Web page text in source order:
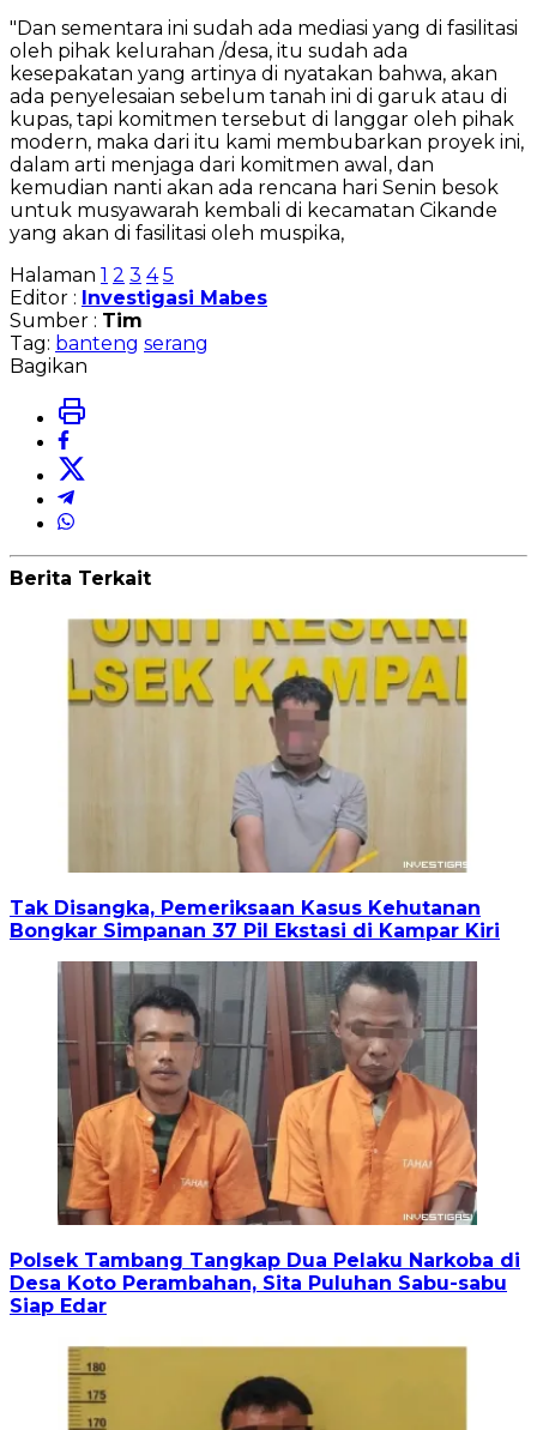
"Dan sementara ini sudah ada mediasi yang di fasilitasi
oleh pihak kelurahan /desa, itu sudah ada
kesepakatan yang artinya di nyatakan bahwa, akan
ada penyelesaian sebelum tanah ini di garuk atau di
kupas, tapi komitmen tersebut di langgar oleh pihak
modern, maka dari itu kami membubarkan proyek ini,
dalam arti menjaga dari komitmen awal, dan
kemudian nanti akan ada rencana hari Senin besok
untuk musyawarah kembali di kecamatan Cikande
yang akan di fasilitasi oleh muspika,
Halaman 1 2 3 4 5
Editor : Investigasi Mabes
Sumber : Tim
Tag: banteng serang
Bagikan
Berita Terkait
Tak Disangka, Pemeriksaan Kasus Kehutanan
Bongkar Simpanan 37 Pil Ekstasi di Kampar Kiri
Polsek Tambang Tangkap Dua Pelaku Narkoba di
Desa Koto Perambahan, Sita Puluhan Sabu-sabu
Siap Edar